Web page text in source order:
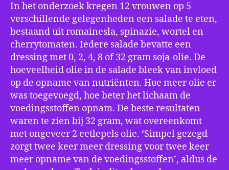
In het onderzoek kregen 12 vrouwen op 5
verschillende gelegenheden een salade te eten,
bestaand uit romainesla, spinazie, wortel en
cherrytomaten. Iedere salade bevatte een
dressing met 0, 2, 4, 8 of 32 gram soja-olie. De
hoeveelheid olie in de salade bleek van invloed
op de opname van nutriënten. Hoe meer olie er
was toegevoegd, hoe beter het lichaam de
voedingsstoffen opnam. De beste resultaten
waren te zien bij 32 gram, wat overeenkomt
met ongeveer 2 eetlepels olie. ‘Simpel gezegd
zorgt twee keer meer dressing voor twee keer
meer opname van de voedingsstoffen’, aldus de